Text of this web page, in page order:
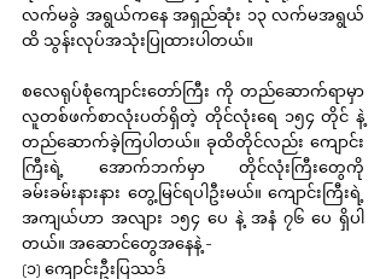
လက်မခွဲ အရွယ်ကနေ အရှည်ဆုံး ၁၃ လက်မအရွယ်
ထိ သွန်းလုပ်အသုံးပြုထားပါတယ်။
စလေရုပ်စုံကျောင်းတော်ကြီး ကို တည်ဆောက်ရာမှာ
လူတစ်ဖက်စာလုံးပတ်ရှိတဲ့ တိုင်လုံးရေ ၁၅၄ တိုင် နဲ့
တည်ဆောက်ခဲ့ကြပါတယ်။ ခုထိတိုင်လည်း ကျောင်း
ကြီးရဲ့ အောက်ဘက်မှာ တိုင်လုံးကြီးတွေကို
ခမ်းခမ်းနားနား တွေ့မြင်ရပါဦးမယ်။ ကျောင်းကြီးရဲ့
အကျယ်ဟာ အလျား ၁၅၄ ပေ နဲ့ အနံ ၇၆ ပေ ရှိပါ
တယ်။ အဆောင်တွေအနေနဲ့ -
(၁) ကျောင်းဦးပြဿဒ်